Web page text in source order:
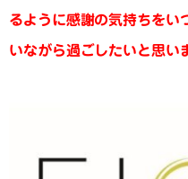
るように感謝の気持ちをい
いながら過ごしたいと思い